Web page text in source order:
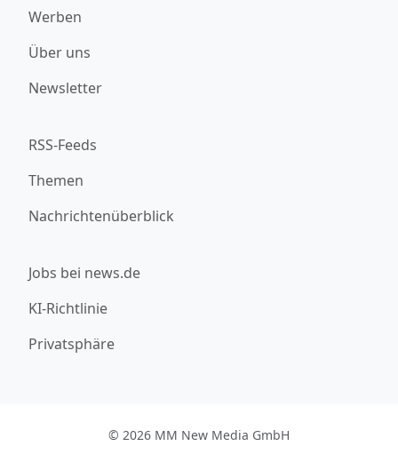
Werben
Über uns
Newsletter
RSS-Feeds
Themen
Nachrichtenüberblick
Jobs bei news.de
KI-Richtlinie
Privatsphäre
© 2026 MM New Media GmbH